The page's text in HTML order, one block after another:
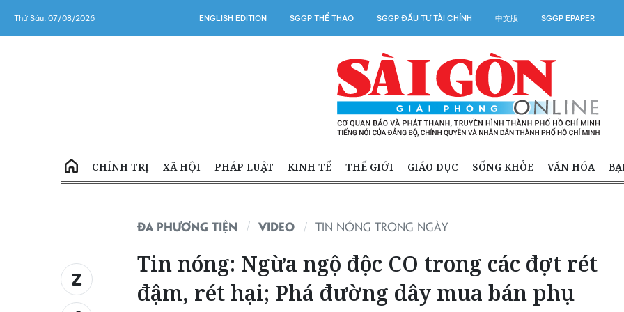
Thứ Sáu, 07/08/2026 ENGLISH EDITION SGGP THỂ THAO SGGP ĐẦU TƯ TÀI CHÍNH 中文版 SGGP EPAPER
CHÍNH TRỊ XÃ HỘI PHÁP LUẬT KINH TẾ THẾ GIỚI GIÁO DỤC SỐNG KHỎE VĂN HÓA
ĐA PHƯƠNG TIỆN VIDEO TIN NÓNG TRONG NGÀY
Tin nóng: Ngừa ngộ độc CO trong các đợt rét
đậm, rét hại; Phá đường dây mua bán phụ